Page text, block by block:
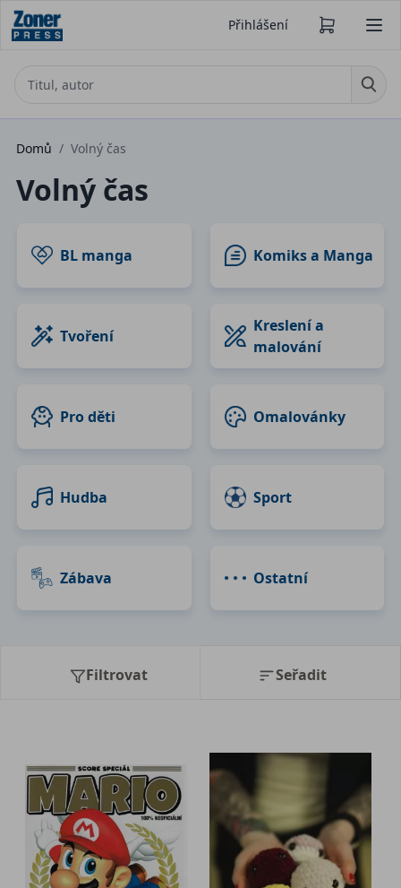
Přihlášení
Domů / Volný čas
Volný čas
BL manga Komiks a Manga
Tvoření
Kreslení a
malování
Pro děti Omalovánky
Hudba Sport
Zábava Ostatní
Filtrovat Seřadit